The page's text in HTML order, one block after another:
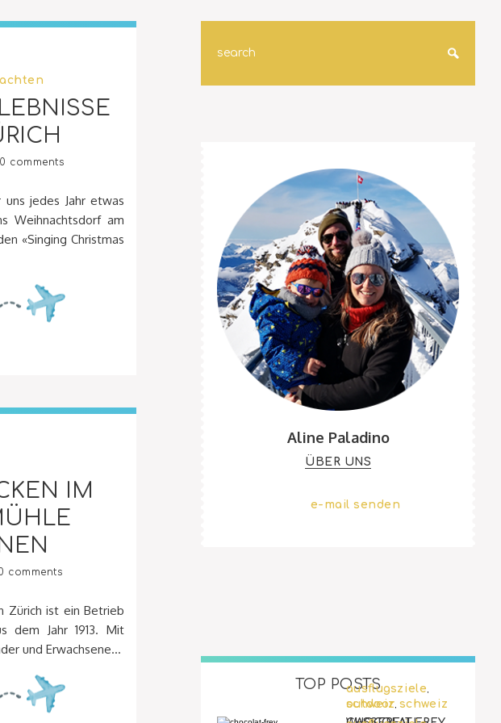
0 comments
jedes Jahr etwas
Weihnachtsdorf am
«Singing Christmas
IM
comments
Zürich ist ein Betrieb
dem Jahr 1913. Mit
und Erwachsene...
Aline Paladino
ÜBER UNS
e-mail senden
TOP POSTSausflugsziele
schweiz
outdoor ,schweiz